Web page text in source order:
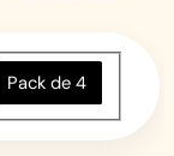
Pack de 4